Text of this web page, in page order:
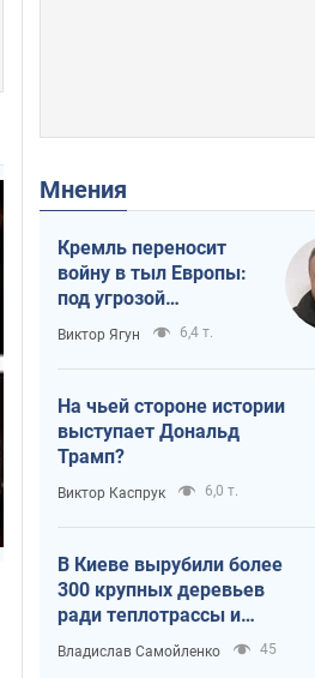
Мнения
Кремль переносит
войну в тыл Европы:
под угрозой
критическая
логистика
Виктор Ягун 6,4 т.
На чьей стороне истории
выступает Дональд
Трамп?
Виктор Каспрук 6,0 т.
В Киеве вырубили более
300 крупных деревьев
ради теплотрассы и
вопреки Генплану
Владислав Самойленко 45